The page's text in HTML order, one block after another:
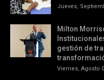
Jueves,
Milton
gestión de
Viernes, Agosto